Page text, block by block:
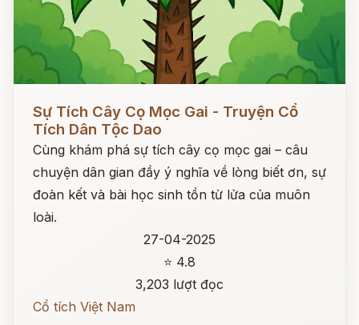
Sự Tích Cây Cọ Mọc Gai - Truyện Cổ
Tích Dân Tộc Dao
Cùng khám phá sự tích cây cọ mọc gai – câu
chuyện dân gian đầy ý nghĩa về lòng biết ơn, sự
đoàn kết và bài học sinh tồn từ lửa của muôn
loài.
27-04-2025
⭐ 4.8
3,203 lượt đọc
Cổ tích Việt Nam